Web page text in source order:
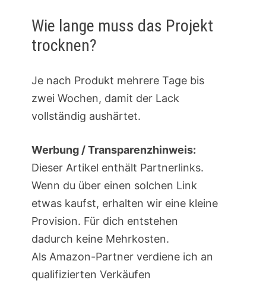
Wie lange muss das Projekt
trocknen?
Je nach Produkt mehrere Tage bis
zwei Wochen, damit der Lack
vollständig aushärtet.
Werbung / Transparenzhinweis:
Dieser Artikel enthält Partnerlinks.
Wenn du über einen solchen Link
etwas kaufst, erhalten wir eine kleine
Provision. Für dich entstehen
dadurch keine Mehrkosten.
Als Amazon-Partner verdiene ich an
qualifizierten Verkäufen